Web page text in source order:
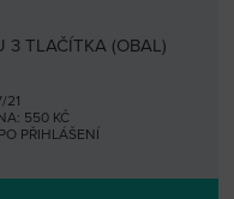
3 TLAČÍTKA (OBAL)
21
550 KČ
PO PŘIHLÁŠENÍ